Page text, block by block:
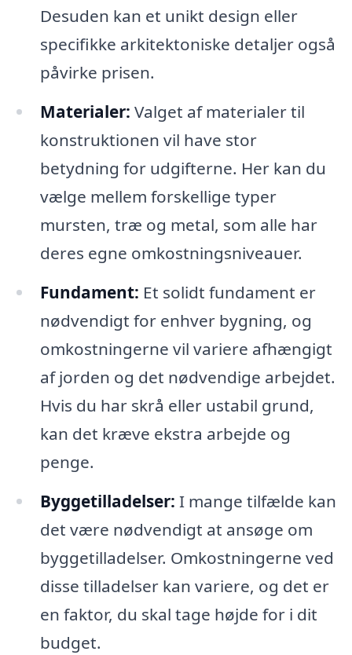
Desuden kan et unikt design eller
specifikke arkitektoniske detaljer også
påvirke prisen.
Materialer: Valget af materialer til
konstruktionen vil have stor
betydning for udgifterne. Her kan du
vælge mellem forskellige typer
mursten, træ og metal, som alle har
deres egne omkostningsniveauer.
Fundament: Et solidt fundament er
nødvendigt for enhver bygning, og
omkostningerne vil variere afhængigt
af jorden og det nødvendige arbejdet.
Hvis du har skrå eller ustabil grund,
kan det kræve ekstra arbejde og
penge.
Byggetilladelser: I mange tilfælde kan
det være nødvendigt at ansøge om
byggetilladelser. Omkostningerne ved
disse tilladelser kan variere, og det er
en faktor, du skal tage højde for i dit
budget.